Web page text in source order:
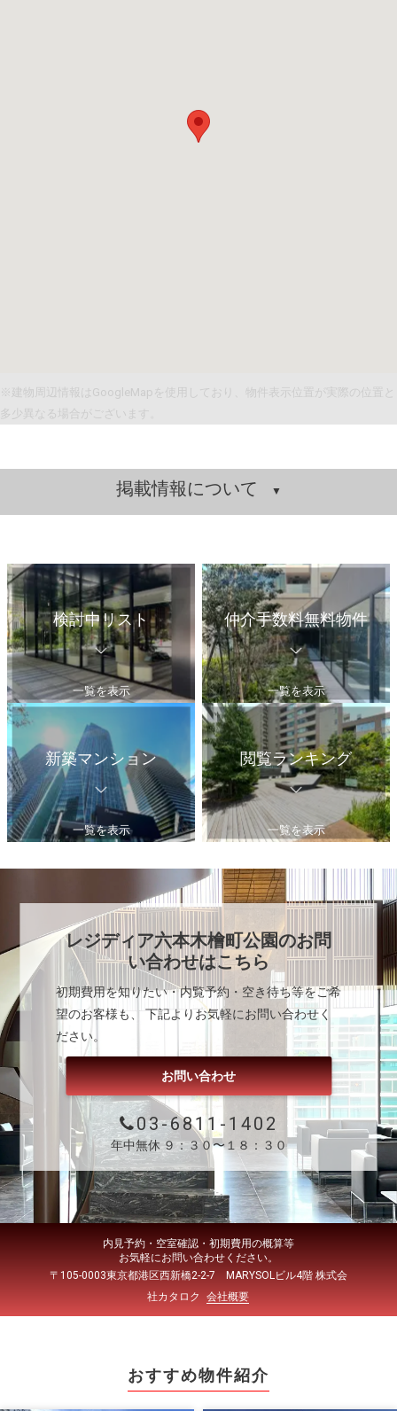
※建物周辺情報はGoogleMapを使用しており、物件表示位置が実際の位置と
多少異なる場合がございます。
掲載情報について
検討中リスト
一覧を表示
仲介手数料無料物件
一覧を表示
新築マンション
一覧を表示
閲覧ランキング
一覧を表示
レジディア六本木檜町公園のお問
い合わせはこちら
初期費用を知りたい・内覧予約・空き待ち等をご希
望のお客様も、 下記よりお気軽にお問い合わせく
ださい。
お問い合わせ
03-6811-1402
年中無休 ９：３０〜１８：３０
内見予約・空室確認・初期費用の概算等
お気軽にお問い合わせください。
〒105-0003東京都港区西新橋2-2-7 MARYSOLビル4階 株式会
社カタロク
会社概要
おすすめ物件紹介